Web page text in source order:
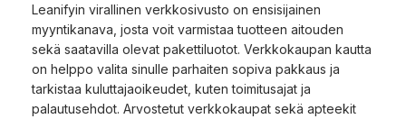
Leanifyin virallinen verkkosivusto on ensisijainen
myyntikanava, josta voit varmistaa tuotteen aitouden
sekä saatavilla olevat pakettiluotot. Verkkokaupan kautta
on helppo valita sinulle parhaiten sopiva pakkaus ja
tarkistaa kuluttajaoikeudet, kuten toimitusajat ja
palautusehdot. Arvostetut verkkokaupat sekä apteekit